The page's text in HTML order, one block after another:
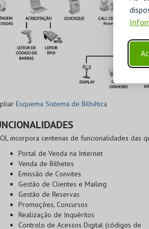
Esquema Sistema de Bilhética
incorpora centenas de funcionalidades das
Portal de Venda na Internet
Venda de Bilhetes
Emissão de Convites
Gestão de Clientes e Mailing
Gestão de Reservas
Promoções, Concursos
Realização de Inquéritos
Controlo de Acessos Digital (códigos de